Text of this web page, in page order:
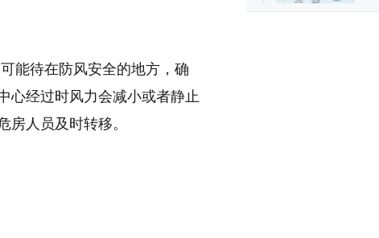
能待在防风安全的地方，确
心经过时风力会减小或者静止
人员及时转移。